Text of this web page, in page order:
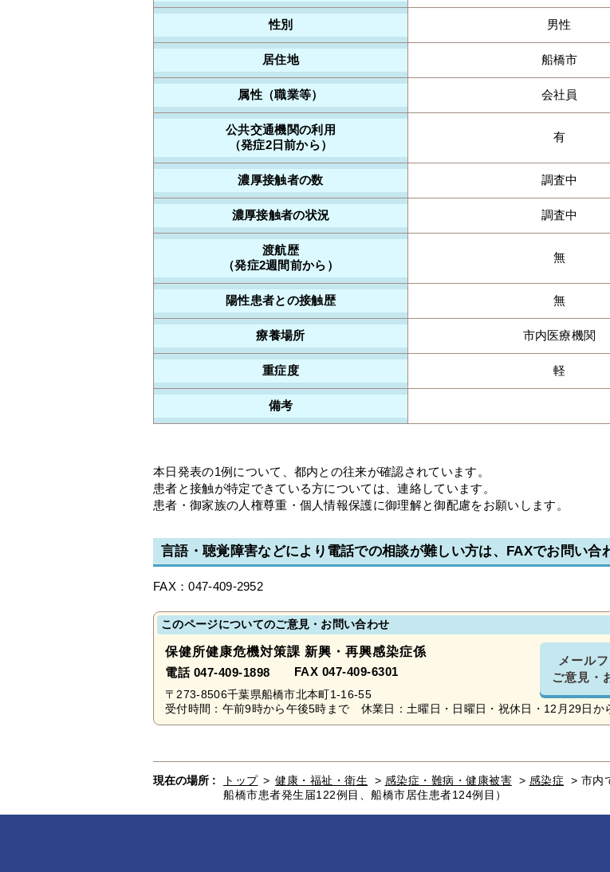
性別 男性
居住地 船橋市
属性（職業等） 会社員
公共交通機関の利用
（発症2日前から）
有
濃厚接触者の数 調査中
濃厚接触者の状況 調査中
渡航歴
（発症2週間前から）
無
陽性患者との接触歴 無
療養場所 市内医療機関
重症度 軽
備考
本日発表の1例について、都内との往来が確認されています。
患者と接触が特定できている方については、連絡しています。
患者・御家族の人権尊重・個人情報保護に御理解と御配慮をお願いします。
言語・聴覚障害などにより電話での相談が難しい方は、FAXでお問い合
FAX：047-409-2952
このページについてのご意見・お問い合わせ
保健所健康危機対策課 新興・再興感染症係
電話 047-409-1898 FAX 047-409-6301
メール
ご意見・
〒273-8506千葉県船橋市北本町1-16-55
受付時間：午前9時から午後5時まで 休業日：土曜日・日曜日・祝休日・12月29日か
現在の場所 : トップ > 健康・福祉・衛生 > 感染症・難病・健康被害 > 感染症 > 市内
船橋市患者発生届122例目、船橋市居住患者124例目）